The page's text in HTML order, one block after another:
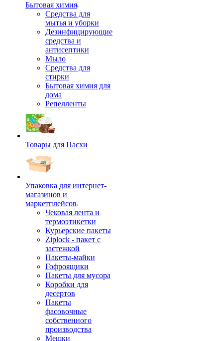
Бытовая химия
Средства для
мытья и уборки
Дезинфицирующие
средства и
антисептики
Мыло
Средства для
стирки
Бытовая химия для
дома
Репелленты
Товары для Пасхи
Упаковка для интернет-
магазинов и
маркетплейсов
Чековая лента и
термоэтикетки
Курьерские пакеты
Ziplock - пакет с
застежкой
Пакеты-майки
Гофроящики
Пакеты для мусора
Коробки для
десертов
Пакеты
фасовочные
собственного
производства
Мешки